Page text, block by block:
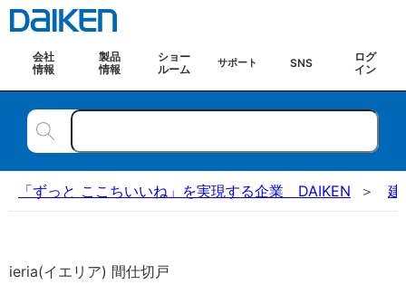
会社
情報
製品
情報
ショー
ルーム
サポート SNS
ログ
イン
「ずっと ここちいいね」を実現する企業 DAIKEN 建
ieria(イエリア) 間仕切戸